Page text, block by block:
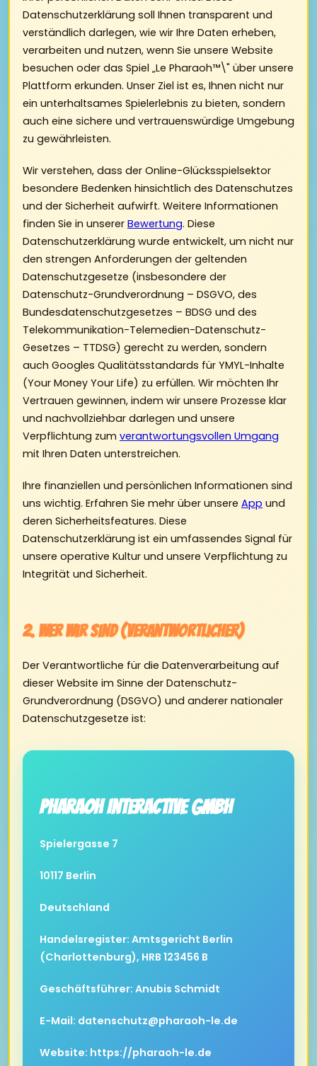
Datenschutzerklärung soll Ihnen transparent und
verständlich darlegen, wie wir Ihre Daten erheben,
verarbeiten und nutzen, wenn Sie unsere Website
besuchen oder das Spiel „Le Pharaoh™\" über unsere
Plattform erkunden. Unser Ziel ist es, Ihnen nicht nur
ein unterhaltsames Spielerlebnis zu bieten, sondern
auch eine sichere und vertrauenswürdige Umgebung
zu gewährleisten.
Wir verstehen, dass der Online-Glücksspielsektor
besondere Bedenken hinsichtlich des Datenschutzes
und der Sicherheit aufwirft. Weitere Informationen
finden Sie in unserer Bewertung. Diese
Datenschutzerklärung wurde entwickelt, um nicht nur
den strengen Anforderungen der geltenden
Datenschutzgesetze (insbesondere der
Datenschutz-Grundverordnung – DSGVO, des
Bundesdatenschutzgesetzes – BDSG und des
Telekommunikation-Telemedien-Datenschutz-
Gesetzes – TTDSG) gerecht zu werden, sondern
auch Googles Qualitätsstandards für YMYL-Inhalte
(Your Money Your Life) zu erfüllen. Wir möchten Ihr
Vertrauen gewinnen, indem wir unsere Prozesse klar
und nachvollziehbar darlegen und unsere
Verpflichtung zum verantwortungsvollen Umgang
mit Ihren Daten unterstreichen.
Ihre finanziellen und persönlichen Informationen sind
uns wichtig. Erfahren Sie mehr über unsere App und
deren Sicherheitsfeatures. Diese
Datenschutzerklärung ist ein umfassendes Signal für
unsere operative Kultur und unsere Verpflichtung zu
Integrität und Sicherheit.
2. Wer wir sind (Verantwortlicher)
Der Verantwortliche für die Datenverarbeitung auf
dieser Website im Sinne der Datenschutz-
Grundverordnung (DSGVO) und anderer nationaler
Datenschutzgesetze ist:
Pharaoh Interactive GmbH
Spielergasse 7
10117 Berlin
Deutschland
Handelsregister: Amtsgericht Berlin
(Charlottenburg), HRB 123456 B
Geschäftsführer: Anubis Schmidt
E-Mail: datenschutz@pharaoh-le.de
Website: https://pharaoh-le.de